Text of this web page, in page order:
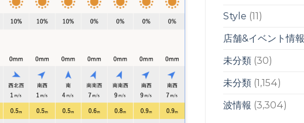
明
け
ら？！
Style (11)
店舗&イベント情報
未分類(30)
未分類(1,154)
波情報 (3,304)